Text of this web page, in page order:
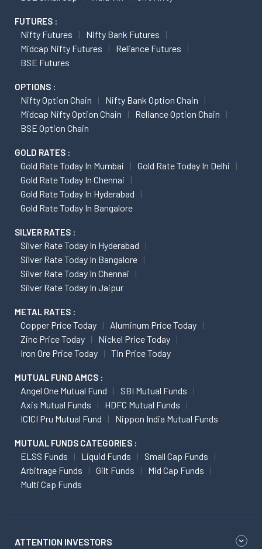
FUTURES :
Nifty Futures
Nifty Bank Futures
Midcap Nifty Futures
Reliance Futures
BSE Futures
OPTIONS :
Nifty Option Chain
Nifty Bank Option Chain
Midcap Nifty Option Chain
Reliance Option Chain
BSE Option Chain
GOLD RATES :
Gold Rate Today In Mumbai
Gold Rate Today In Delhi
Gold Rate Today In Chennai
Gold Rate Today In Hyderabad
Gold Rate Today In Bangalore
SILVER RATES :
Silver Rate Today In Hyderabad
Silver Rate Today In Bangalore
Silver Rate Today In Chennai
Silver Rate Today In Jaipur
METAL RATES :
Copper Price Today
Aluminum Price Today
Zinc Price Today
Nickel Price Today
Iron Ore Price Today
Tin Price Today
MUTUAL FUND AMCS :
Angel One Mutual Fund
SBI Mutual Funds
Axis Mutual Funds
HDFC Mutual Funds
ICICI Pru Mutual Fund
Nippon India Mutual Funds
MUTUAL FUNDS CATEGORIES :
ELSS Funds Liquid Funds
Small Cap Funds
Arbitrage Funds
Gilt Funds
Mid Cap Funds
Multi Cap Funds
ATTENTION INVESTORS